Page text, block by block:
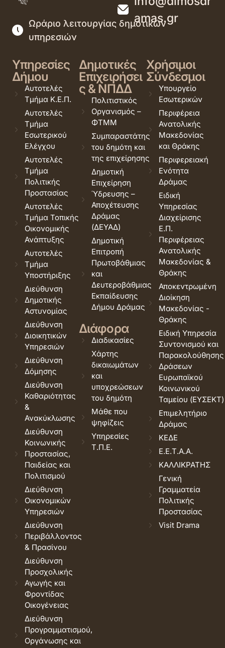
amas.gr
Ωράριο λειτουργίας δημοτικών
υπηρεσιών
Υπηρεσίες
Δήμου
Αυτοτελές
Τμήμα Κ.Ε.Π.
Αυτοτελές
Τμήμα
Εσωτερικού
Ελέγχου
Αυτοτελές
Τμήμα
Πολιτικής
Προστασίας
Αυτοτελές
Τμήμα Τοπικής
Οικονομικής
Ανάπτυξης
Αυτοτελές
Τμήμα
Υποστήριξης
Διεύθυνση
Δημοτικής
Αστυνομίας
Διεύθυνση
Διοικητικών
Υπηρεσιών
Διεύθυνση
Δόμησης
Διεύθυνση
Καθαριότητας
&
Ανακύκλωσης
Διεύθυνση
Κοινωνικής
Προστασίας,
Παιδείας και
Πολιτισμού
Διεύθυνση
Οικονομικών
Υπηρεσιών
Διεύθυνση
Περιβάλλοντος
& Πρασίνου
Διεύθυνση
Προσχολικής
Αγωγής και
Φροντίδας
Οικογένειας
Διεύθυνση
Προγραμματισμού,
Οργάνωσης και
Δημοτικές
Επιχειρήσει
ς & ΝΠΔΔ
Πολιτιστικός
Οργανισμός –
ΦΤΜΜ
Συμπαραστάτης
του δημότη και
της επιχείρησης
Δημοτική
Επιχείρηση
Ύδρευσης –
Αποχέτευσης
Δράμας
(ΔΕΥΑΔ)
Δημοτική
Επιτροπή
Πρωτοβάθμιας
και
Δευτεροβάθμιας
Εκπαίδευσης
Δήμου Δράμας
Διάφορα
Διαδικασίες
Χάρτης
δικαιωμάτων
και
υποχρεώσεων
του δημότη
Μάθε που
ψηφίζεις
Υπηρεσίες
Τ.Π.Ε.
Χρήσιμοι
Σύνδεσμοι
Υπουργείο
Εσωτερικών
Περιφέρεια
Ανατολικής
Μακεδονίας
και Θράκης
Περιφερειακή
Ενότητα
Δράμας
Ειδική
Υπηρεσίας
Διαχείρισης
Ε.Π.
Περιφέρειας
Ανατολικής
Μακεδονίας &
Θράκης
Αποκεντρωμένη
Διοίκηση
Μακεδονίας -
Θράκης
Ειδική Υπηρεσία
Συντονισμού και
Παρακολούθησης
Δράσεων
Ευρωπαϊκού
Κοινωνικού
Ταμείου (ΕΥΣΕΚΤ)
Επιμελητήριο
Δράμας
ΚΕΔΕ
Ε.Ε.Τ.Α.Α.
ΚΑΛΛΙΚΡΑΤΗΣ
Γενική
Γραμματεία
Πολιτικής
Προστασίας
Visit Drama